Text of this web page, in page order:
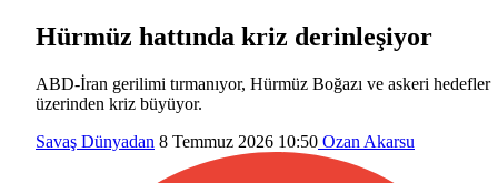
Hürmüz hattında kriz derinleşiyor
ABD-İran gerilimi tırmanıyor, Hürmüz Boğazı ve askeri hedefler
üzerinden kriz büyüyor.
Savaş Dünyadan 8 Temmuz 2026 10:50 Ozan Akarsu